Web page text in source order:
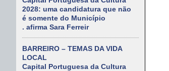
2028: uma candidatura que não
é somente do Município
. afirma Sara Ferreir
BARREIRO – TEMAS DA VIDA
LOCAL
Capital Portuguesa da Cultura